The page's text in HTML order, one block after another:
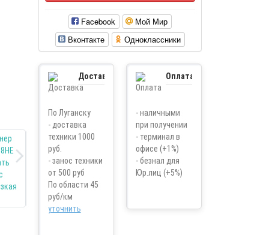
Facebook
Мой Мир
Вконтакте
Одноклассники
Доставка
По Луганску
- доставка
техники 1000
руб.
- занос техники
от 500 руб
По области 45
руб/км
уточнить
Оплата
- наличными
при получении
- терминал в
офисе (+1%)
- безнал для
Юр.лиц (+5%)